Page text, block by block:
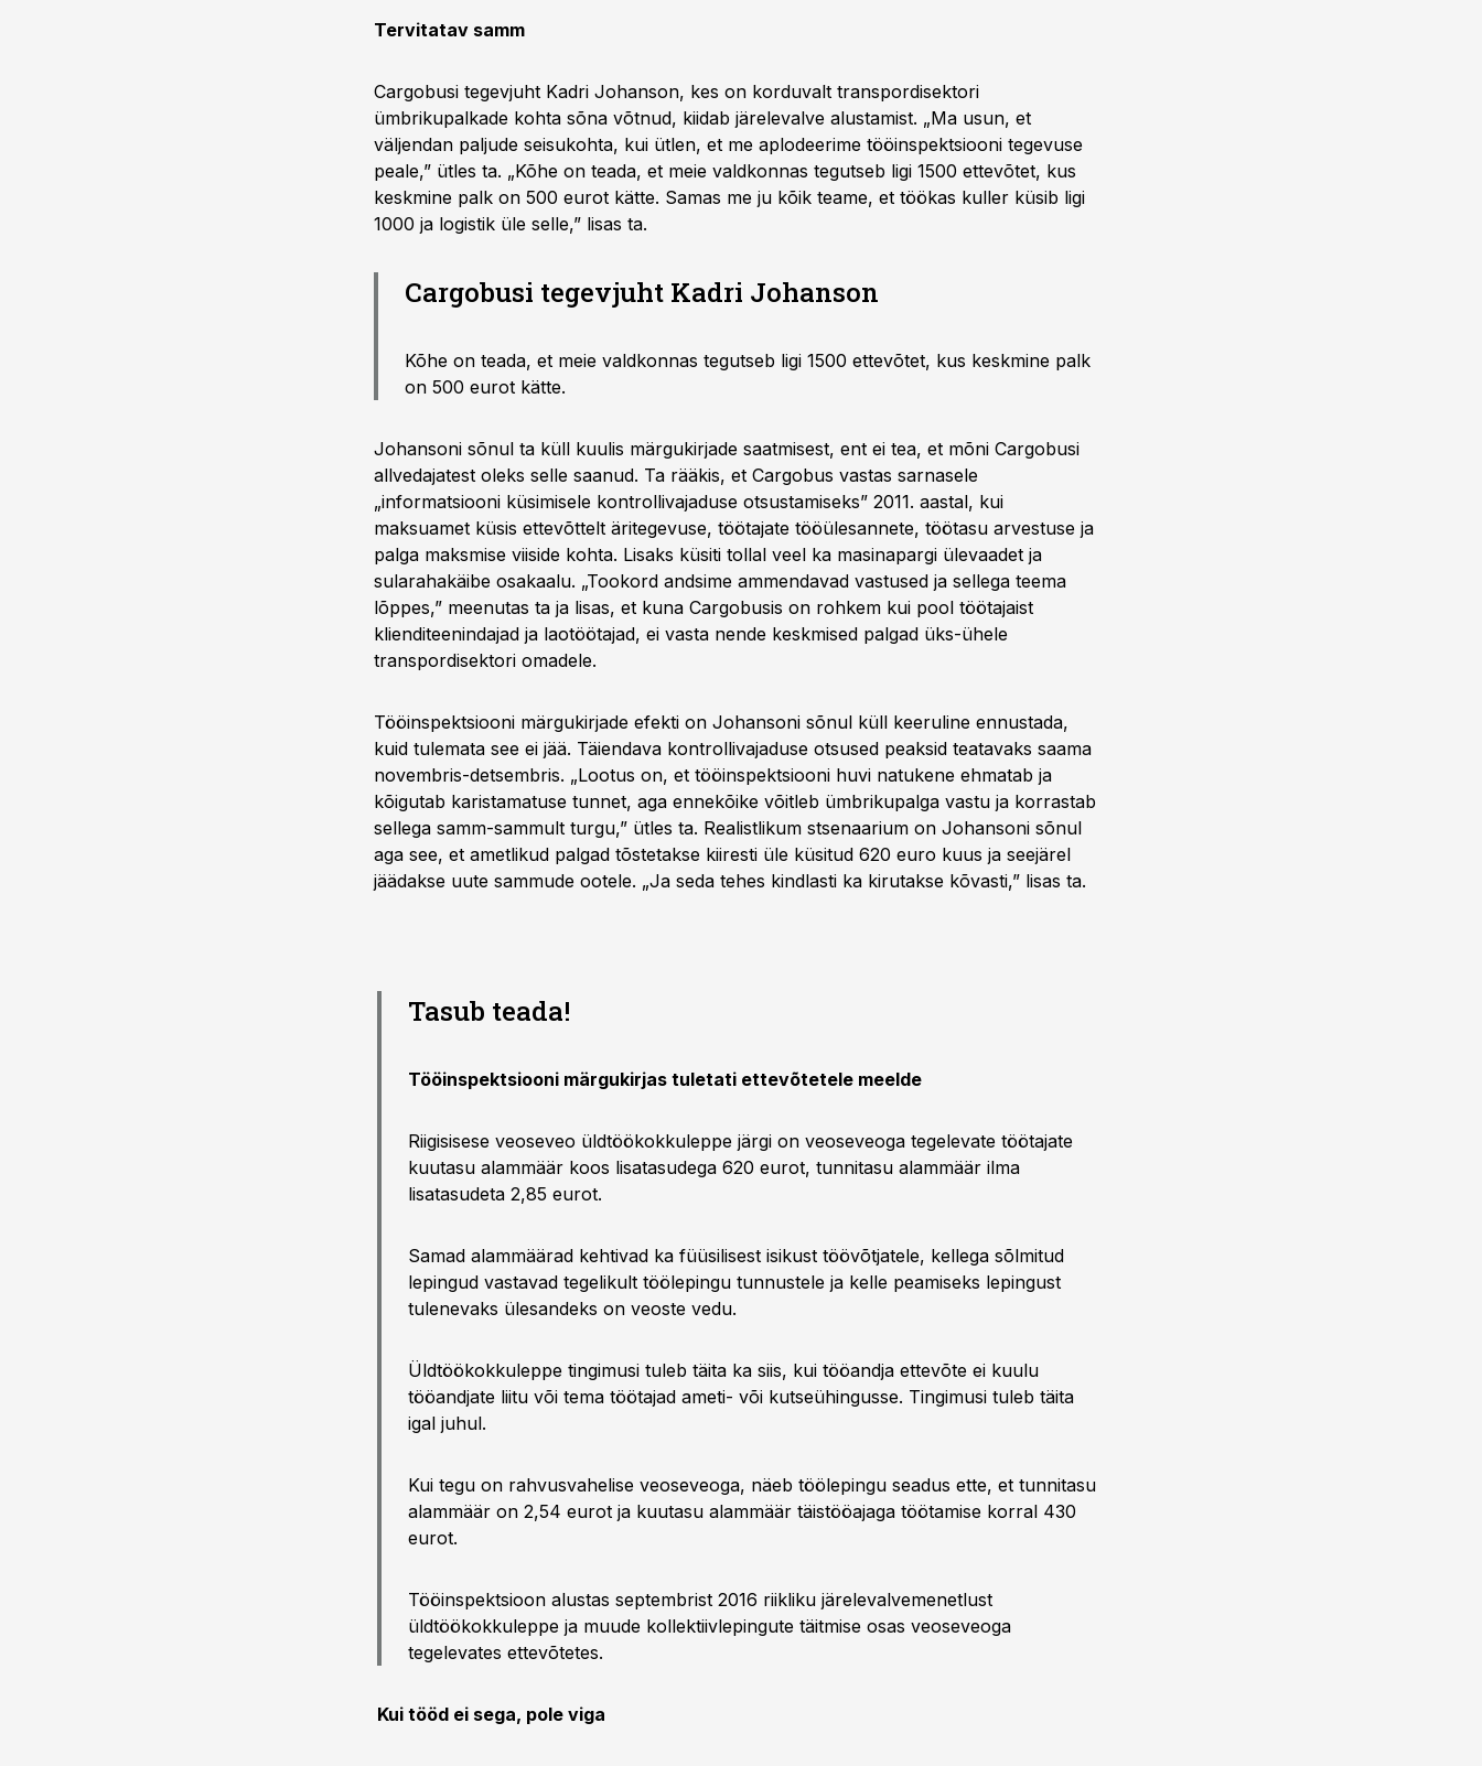
Tervitatav samm
Cargobusi tegevjuht Kadri Johanson, kes on korduvalt transpordisektori
ümbrikupalkade kohta sõna võtnud, kiidab järelevalve alustamist. „Ma usun, et
väljendan paljude seisukohta, kui ütlen, et me aplodeerime tööinspektsiooni tegevuse
peale,” ütles ta. „Kõhe on teada, et meie valdkonnas tegutseb ligi 1500 ettevõtet, kus
keskmine palk on 500 eurot kätte. Samas me ju kõik teame, et töökas kuller küsib ligi
1000 ja logistik üle selle,” lisas ta.
Cargobusi tegevjuht Kadri Johanson
Kõhe on teada, et meie valdkonnas tegutseb ligi 1500 ettevõtet, kus keskmine palk
on 500 eurot kätte.
Johansoni sõnul ta küll kuulis märgukirjade saatmisest, ent ei tea, et mõni Cargobusi
allvedajatest oleks selle saanud. Ta rääkis, et Cargobus vastas sarnasele
„informatsiooni küsimisele kontrollivajaduse otsustamiseks” 2011. aastal, kui
maksuamet küsis ettevõttelt äritegevuse, töötajate tööülesannete, töötasu arvestuse ja
palga maksmise viiside kohta. Lisaks küsiti tollal veel ka masinapargi ülevaadet ja
sularahakäibe osakaalu. „Tookord andsime ammendavad vastused ja sellega teema
lõppes,” meenutas ta ja lisas, et kuna Cargobusis on rohkem kui pool töötajaist
klienditeenindajad ja laotöötajad, ei vasta nende keskmised palgad üks-ühele
transpordisektori omadele.
Tööinspektsiooni märgukirjade efekti on Johansoni sõnul küll keeruline ennustada,
kuid tulemata see ei jää. Täiendava kontrollivajaduse otsused peaksid teatavaks saama
novembris-detsembris. „Lootus on, et tööinspektsiooni huvi natukene ehmatab ja
kõigutab karistamatuse tunnet, aga ennekõike võitleb ümbrikupalga vastu ja korrastab
sellega samm-sammult turgu,” ütles ta. Realistlikum stsenaarium on Johansoni sõnul
aga see, et ametlikud palgad tõstetakse kiiresti üle küsitud 620 euro kuus ja seejärel
jäädakse uute sammude ootele. „Ja seda tehes kindlasti ka kirutakse kõvasti,” lisas ta.
Tasub teada!
Tööinspektsiooni märgukirjas tuletati ettevõtetele meelde
Riigisisese veoseveo üldtöökokkuleppe järgi on veoseveoga tegelevate töötajate
kuutasu alammäär koos lisatasudega 620 eurot, tunnitasu alammäär ilma
lisatasudeta 2,85 eurot.
Samad alammäärad kehtivad ka füüsilisest isikust töövõtjatele, kellega sõlmitud
lepingud vastavad tegelikult töölepingu tunnustele ja kelle peamiseks lepingust
tulenevaks ülesandeks on veoste vedu.
Üldtöökokkuleppe tingimusi tuleb täita ka siis, kui tööandja ettevõte ei kuulu
tööandjate liitu või tema töötajad ameti- või kutseühingusse. Tingimusi tuleb täita
igal juhul.
Kui tegu on rahvusvahelise veoseveoga, näeb töölepingu seadus ette, et tunnitasu
alammäär on 2,54 eurot ja kuutasu alammäär täistööajaga töötamise korral 430
eurot.
Tööinspektsioon alustas septembrist 2016 riikliku järelevalvemenetlust
üldtöökokkuleppe ja muude kollektiivlepingute täitmise osas veoseveoga
tegelevates ettevõtetes.
Kui tööd ei sega, pole viga